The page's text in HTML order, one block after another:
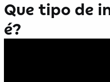
Que tipo de
é?